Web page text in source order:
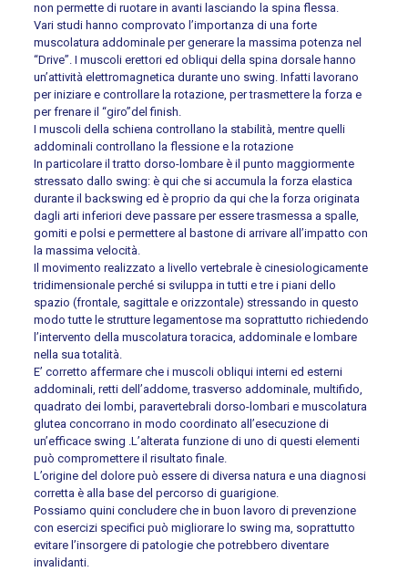
non permette di ruotare in avanti lasciando la spina flessa.
Vari studi hanno comprovato l’importanza di una forte
muscolatura addominale per generare la massima potenza nel
“Drive”. I muscoli erettori ed obliqui della spina dorsale hanno
un’attività elettromagnetica durante uno swing. Infatti lavorano
per iniziare e controllare la rotazione, per trasmettere la forza e
per frenare il “giro”del finish.
I muscoli della schiena controllano la stabilità, mentre quelli
addominali controllano la flessione e la rotazione
In particolare il tratto dorso-lombare è il punto maggiormente
stressato dallo swing: è qui che si accumula la forza elastica
durante il backswing ed è proprio da qui che la forza originata
dagli arti inferiori deve passare per essere trasmessa a spalle,
gomiti e polsi e permettere al bastone di arrivare all’impatto con
la massima velocità.
Il movimento realizzato a livello vertebrale è cinesiologicamente
tridimensionale perché si sviluppa in tutti e tre i piani dello
spazio (frontale, sagittale e orizzontale) stressando in questo
modo tutte le strutture legamentose ma soprattutto richiedendo
l’intervento della muscolatura toracica, addominale e lombare
nella sua totalità.
E’ corretto affermare che i muscoli obliqui interni ed esterni
addominali, retti dell’addome, trasverso addominale, multifido,
quadrato dei lombi, paravertebrali dorso-lombari e muscolatura
glutea concorrano in modo coordinato all’esecuzione di
un’efficace swing .L’alterata funzione di uno di questi elementi
può compromettere il risultato finale.
L’origine del dolore può essere di diversa natura e una diagnosi
corretta è alla base del percorso di guarigione.
Possiamo quini concludere che in buon lavoro di prevenzione
con esercizi specifici può migliorare lo swing ma, soprattutto
evitare l’insorgere di patologie che potrebbero diventare
invalidanti.